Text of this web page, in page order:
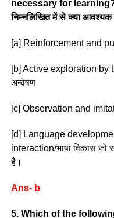
necessary for
निम्नलिखित में से क्या आवश्यक
[a] Reinforcement and
[b] Active exploration by
अन्वेषण
[c] Observation and
[d] Language
interaction/भाषा विकास जो
है।
Ans- b
5. Which of the